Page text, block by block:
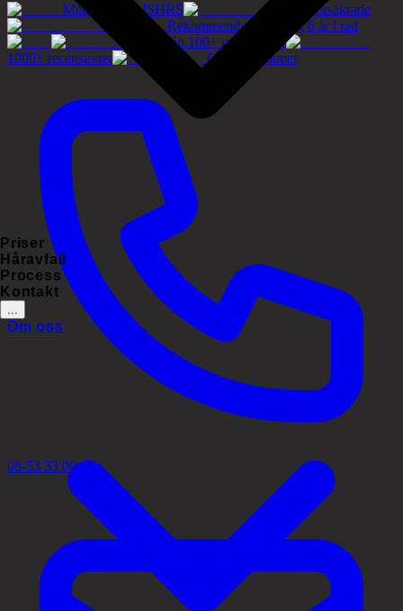
Priser
Håravfall
Process
Kontakt
...
Om oss
Medlemmar i ISHRS
Tryggt försäkrade
Rekommenderat företag 6 år i rad
5.0/5 från 100+ recensioner
1000+ recensioner
60+ recensioner
08-53 33 00 02